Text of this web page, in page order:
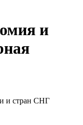
и
и стран СНГ